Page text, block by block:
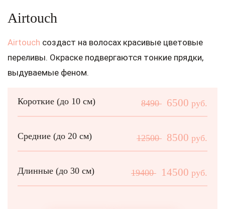
Airtouch
Airtouch создаст на волосах красивые цветовые
переливы. Окраске подвергаются тонкие прядки,
выдуваемые феном.
Короткие (до 10 см) 8490 6500 руб.
Средние (до 20 см) 12500 8500 руб.
Длинные (до 30 см) 19400 14500 руб.